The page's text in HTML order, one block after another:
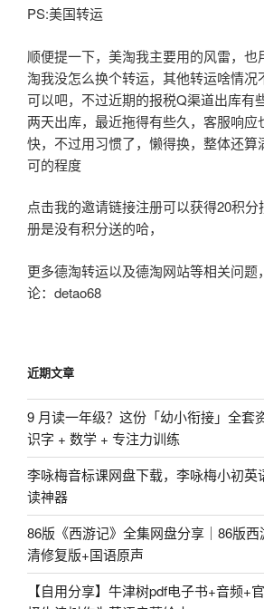
PS:美国转运
顺便提一下，美淘我主要用的风雷，也
淘我没怎么换个转运，其他转运啥情况
可以吧，不过近期的报税Q渠道出库有
两天出库，最近拖得有些久，客服响应
快，不过用习惯了，懒得换，整体还算
可的程度
点击我的邀请链接注册可以获得20积分
册是没有积分送的哈，
更多德淘转运以及德淘网站等相关问题
论：detao68
近期文章
9 月读一年级？这份「幼小衔接」全套
识字 + 数学 + 专注力训练
李咏梅音标课网盘下载，李咏梅小初英
读神器
86版《西游记》全集网盘分享｜86版
清修复版+国语原声
【自用分享】牛津树pdf电子书+音频+